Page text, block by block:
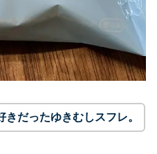
だったゆきむしスフレ。